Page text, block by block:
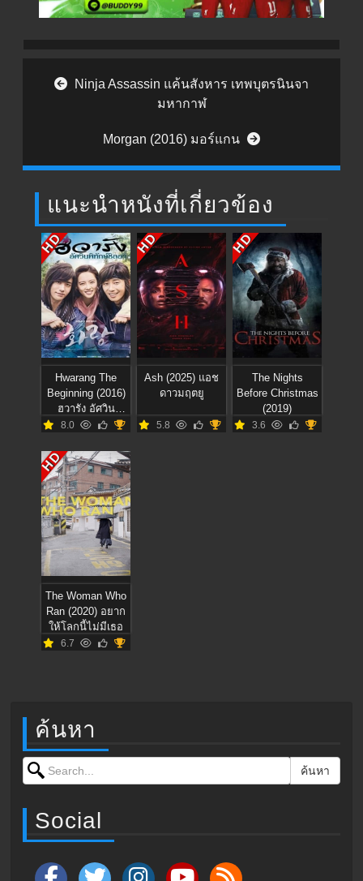
Post navigation
Ninja Assassin แค้นสังหาร เทพบุตรนินจา
มหากาฬ
Morgan (2016) มอร์แกน
แนะนำหนังที่เกี่ยวข้อง
HD
Hwarang The
Beginning (2016)
ฮวารัง อัศวิน
พิทักษ์ชิลลา
8.0
HD
Ash (2025) แอช
ดาวมฤตยู
5.8
HD
The Nights
Before Christmas
(2019)
3.6
HD
The Woman Who
Ran (2020) อยาก
ให้โลกนี้ไม่มีเธอ
6.7
ค้นหา
Search for: ค้นหา
Social